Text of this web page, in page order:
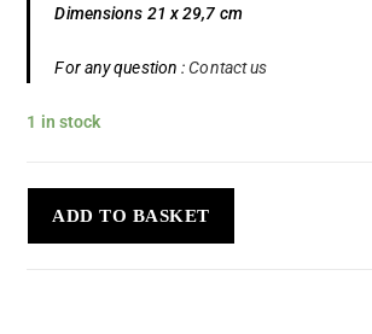
Dimensions 21 x 29,7 cm
For any question : Contact us
1 in stock
ADD TO BASKET